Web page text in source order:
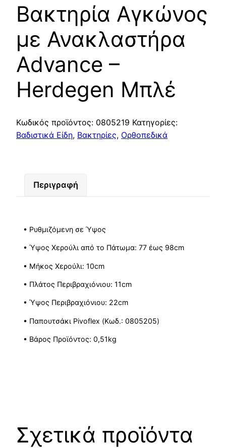
Βακτηρία Αγκώνος
με Ανακλαστήρα
Advance –
Herdegen Μπλέ
Κωδικός προϊόντος: 0805219 Κατηγορίες:
Βαδιστικά Είδη, Βακτηρίες, Ορθοπεδικά
Περιγραφή
• Ρυθμιζόμενη σε Ύψος
• Ύψος Χερούλι από το Πάτωμα: 77 έως 98cm
• Μήκος Χερούλι: 10cm
• Πλάτος Περιβραχιόνιου: 11cm
• Ύψος Περιβραχιόνιου: 22cm
• Παπουτσάκι Pivoflex (Κωδ.: 0805205)
• Βάρος Προϊόντος: 0,51kg
Σχετικά προϊόντα